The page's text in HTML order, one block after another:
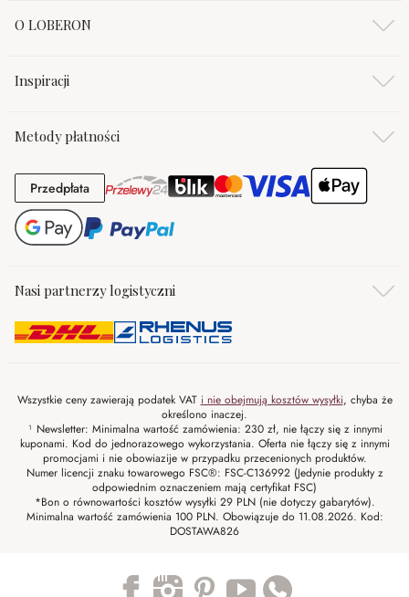
O LOBERON
Inspiracji
Metody płatności
PrzedpłataPrzedpłata
Nasi partnerzy logistyczni
Wszystkie ceny zawierają podatek VAT i nie obejmują kosztów wysyłki, chyba że
określono inaczej.
¹ Newsletter: Minimalna wartość zamówienia: 230 zł, nie łączy się z innymi
kuponami. Kod do jednorazowego wykorzystania. Oferta nie łączy się z innymi
promocjami i nie obowiazije w przypadku przecenionych produktów.
Numer licencji znaku towarowego FSC®: FSC-C136992 (Jedynie produkty z
odpowiednim oznaczeniem mają certyfikat FSC)
*Bon o równowartości kosztów wysyłki 29 PLN (nie dotyczy gabarytów).
Minimalna wartość zamówienia 100 PLN. Obowiązuje do 11.08.2026. Kod:
DOSTAWA826